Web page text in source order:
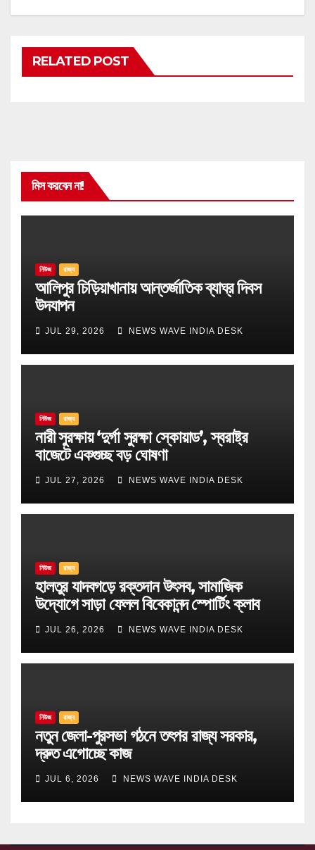
RELATED POST
মিস করবেন না!
নিউজ রাজ্য
আলিপুর চিড়িয়াখানায় আন্তর্জাতিক ব্যাঘ্র দিবস
উদযাপন
JUL 29, 2026 NEWS WAVE INDIA DESK
নিউজ রাজ্য
নারী সুরক্ষায় ‘দুর্গা সুরক্ষা স্কোয়াড’, স্বরাষ্ট্র
বাজেটে একগুচ্ছ বড় ঘোষণা
JUL 27, 2026 NEWS WAVE INDIA DESK
নিউজ রাজ্য
হালতুর যাদবগড়ে রক্তদান উৎসব, সামাজিক
উদ্যোগে সাড়া ফেলল বিবেকানন্দ স্পোর্টিং ক্লাব
JUL 26, 2026 NEWS WAVE INDIA DESK
নিউজ রাজ্য
নতুন জেলা-পুরসভা গঠনে তৎপর রাজ্য সরকার,
দ্রুত এগোচ্ছে কাজ
JUL 6, 2026 NEWS WAVE INDIA DESK